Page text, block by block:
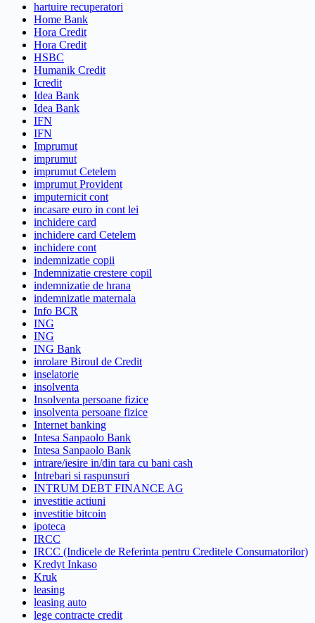
hartuire recuperatori
Home Bank
Hora Credit
Hora Credit
HSBC
Humanik Credit
Icredit
Idea Bank
Idea Bank
IFN
IFN
Imprumut
imprumut
imprumut Cetelem
imprumut Provident
imputernicit cont
incasare euro in cont lei
inchidere card
inchidere card Cetelem
inchidere cont
indemnizatie copii
Indemnizatie crestere copil
indemnizatie de hrana
indemnizatie maternala
Info BCR
ING
ING
ING Bank
inrolare Biroul de Credit
inselatorie
insolventa
Insolventa persoane fizice
insolventa persoane fizice
Internet banking
Intesa Sanpaolo Bank
Intesa Sanpaolo Bank
intrare/iesire in/din tara cu bani cash
Intrebari si raspunsuri
INTRUM DEBT FINANCE AG
investitie actiuni
investitie bitcoin
ipoteca
IRCC
IRCC (Indicele de Referinta pentru Creditele Consumatorilor)
Kredyt Inkaso
Kruk
leasing
leasing auto
lege contracte credit